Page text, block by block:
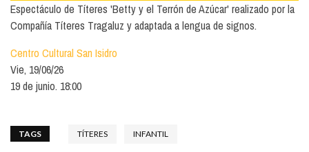
Espectáculo de Títeres 'Betty y el Terrón de Azúcar' realizado por la
Compañía Títeres Tragaluz y adaptada a lengua de signos.
Centro Cultural San Isidro
Vie, 19/06/26
19 de junio. 18:00
TAGS TÍTERES INFANTIL